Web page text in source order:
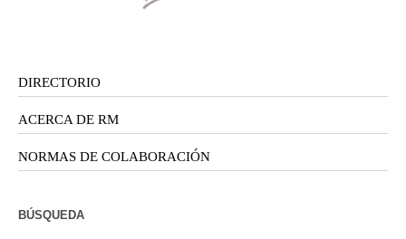
DIRECTORIO
ACERCA DE RM
NORMAS DE COLABORACIÓN
BÚSQUEDA